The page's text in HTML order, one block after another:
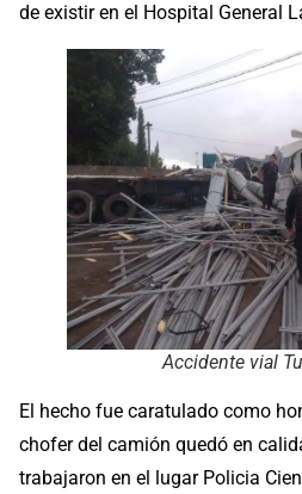
de existir en el Hospital General
Accidente vial
El hecho fue caratulado como
chofer del camión quedó en
trabajaron en el lugar Policia